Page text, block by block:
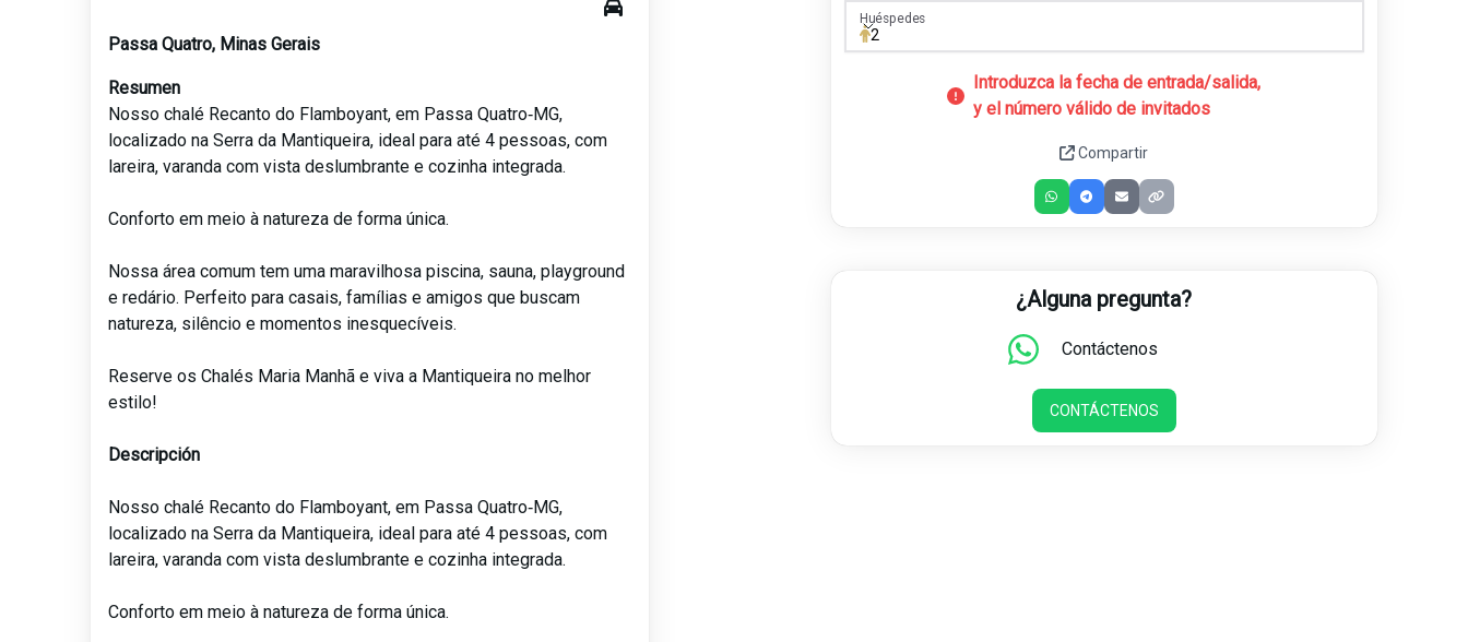
Passa Quatro, Minas Gerais
Resumen
Nosso chalé Recanto do Flamboyant, em Passa Quatro‑MG,
localizado na Serra da Mantiqueira, ideal para até 4 pessoas, com
lareira, varanda com vista deslumbrante e cozinha integrada.
Conforto em meio à natureza de forma única.
Nossa área comum tem uma maravilhosa piscina, sauna, playground
e redário. Perfeito para casais, famílias e amigos que buscam
natureza, silêncio e momentos inesquecíveis.
Reserve os Chalés Maria Manhã e viva a Mantiqueira no melhor
estilo!
Descripción
Nosso chalé Recanto do Flamboyant, em Passa Quatro‑MG,
localizado na Serra da Mantiqueira, ideal para até 4 pessoas, com
lareira, varanda com vista deslumbrante e cozinha integrada.
Conforto em meio à natureza de forma única.
Huéspedes
Huéspedes
2
Introduzca la fecha de entrada/salida,
y el número válido de invitados
Compartir
¿Alguna pregunta?
Contáctenos
CONTÁCTENOS